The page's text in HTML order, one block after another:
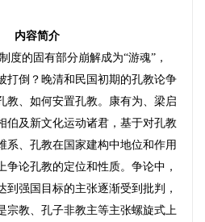
内容简介
度的固有部分崩解成为“游魂”，
打倒？晚清和民国初期的孔教论争
教、如何安置孔教。康有为、梁启
伯及新文化运动诸君，基于对孔教
系、孔教在国家建构中地位和作用
争论孔教的定位和性质。争论中，
到强国目标的主张逐渐受到批判，
宗教、孔子非教主等主张螺旋式上